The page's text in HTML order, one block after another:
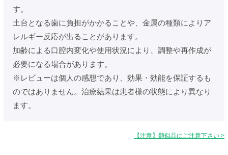
す。
土台となる歯に負担がかかることや、金属の種類によりア
レルギー反応が出ることがあります。
加齢による口腔内変化や使用状況により、調整や再作成が
必要になる場合があります。
※レビューは個人の感想であり、効果・効能を保証するも
のではありません。治療結果は患者様の状態により異なり
ます。
【注意】類似品にご注意下さい >